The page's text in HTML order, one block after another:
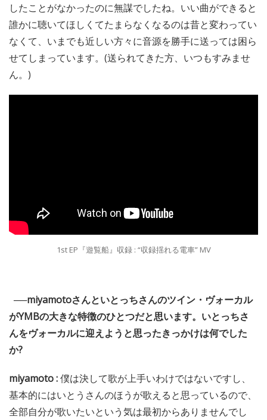
したことがなかったのに無謀でしたね。いい曲ができると
誰かに聴いてほしくてたまらなくなるのは昔と変わってい
なくて、いまでも近しい方々に音源を勝手に送っては困ら
せてしまっています。(送られてきた方、いつもすみませ
ん。)
1st EP『遊覧船』収録 : “収録揺れる電車” MV
──miyamotoさんといとっちさんのツイン・ヴォーカル
がYMBの大きな特徴のひとつだと思います。いとっちさ
んをヴォーカルに迎えようと思ったきっかけは何でした
か?
miyamoto :僕は決して歌が上手いわけではないですし、
基本的にはいとうさんのほうが歌えると思っているので、
全部自分が歌いたいという気は最初からありませんでし